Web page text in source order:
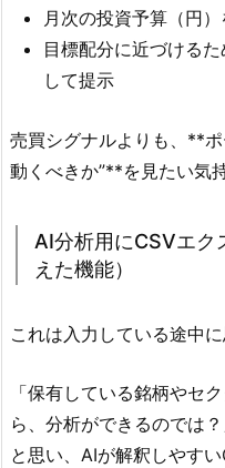
月次の投資予算（円）
目標配分に近づける
して提示
売買シグナルよりも、**
動くべきか”**を見たい気
AI分析用にCSVエク
えた機能）
これは入力している途中
「保有している銘柄やセ
ら、分析ができるのでは？
と思い、AIが解釈しやす